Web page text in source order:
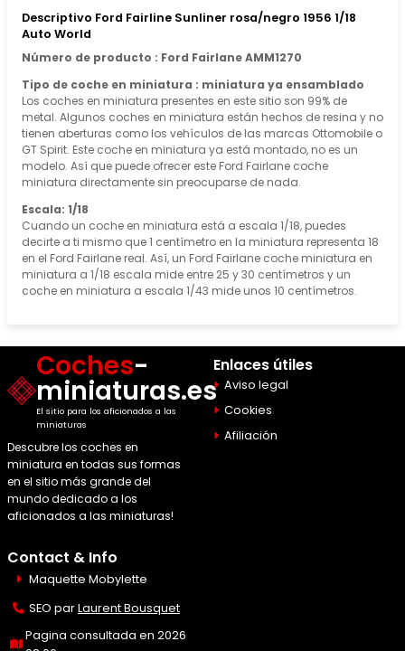
Descriptivo Ford Fairline Sunliner rosa/negro 1956 1/18
Auto World
Número de producto : Ford Fairlane AMM1270
Tipo de coche en miniatura : miniatura ya ensamblado
Los coches en miniatura presentes en este sitio son 99% de
metal. Algunos coches en miniatura están hechos de resina y no
tienen aberturas como los vehículos de las marcas Ottomobile o
GT Spirit. Este coche en miniatura ya está montado, no es un
modelo. Así que puede ofrecer este Ford Fairlane coche
miniatura directamente sin preocuparse de nada.
Escala: 1/18
Cuando un coche en miniatura está a escala 1/18, puedes
decirte a ti mismo que 1 centímetro en la miniatura representa 18
en el Ford Fairlane real. Así, un Ford Fairlane coche miniatura en
miniatura a 1/18 escala mide entre 25 y 30 centímetros y un
coche en miniatura a escala 1/43 mide unos 10 centímetros.
Coches-
miniaturas.es
El sitio para los aficionados a las
miniaturas
Descubre los coches en
miniatura en todas sus formas
en el sitio más grande del
mundo dedicado a los
aficionados a las miniaturas!
Enlaces útiles
Aviso legal
Cookies
Afiliación
Contact & Info
Maquette Mobylette
SEO parLaurent Bousquet
Pagina consultada en 2026